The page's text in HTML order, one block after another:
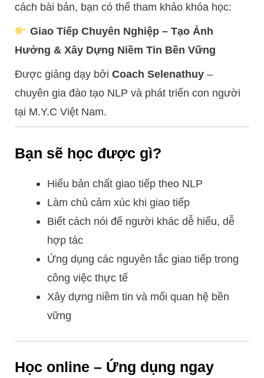
cách bài bản, bạn có thể tham khảo khóa học:
Giao Tiếp Chuyên Nghiệp – Tạo Ảnh
Hưởng & Xây Dựng Niềm Tin Bền Vững
Được giảng dạy bởi Coach Selenathuy–
chuyên gia đào tạo NLP và phát triển con người
tại M.Y.C Việt Nam.
Bạn sẽ học được gì?
Hiểu bản chất giao tiếp theo NLP
Làm chủ cảm xúc khi giao tiếp
Biết cách nói để người khác dễ hiểu, dễ
hợp tác
Ứng dụng các nguyên tắc giao tiếp trong
công việc thực tế
Xây dựng niềm tin và mối quan hệ bền
vững
Học online – Ứng dụng ngay